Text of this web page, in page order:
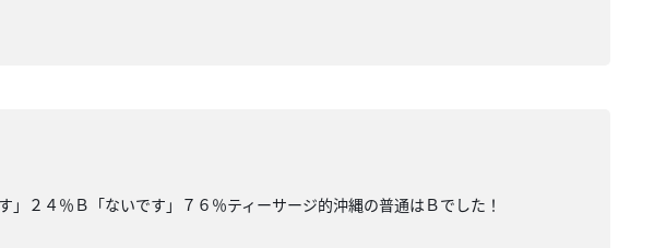
２４％Ｂ「ないです」７６％ティーサージ的沖縄の普通はＢでした！